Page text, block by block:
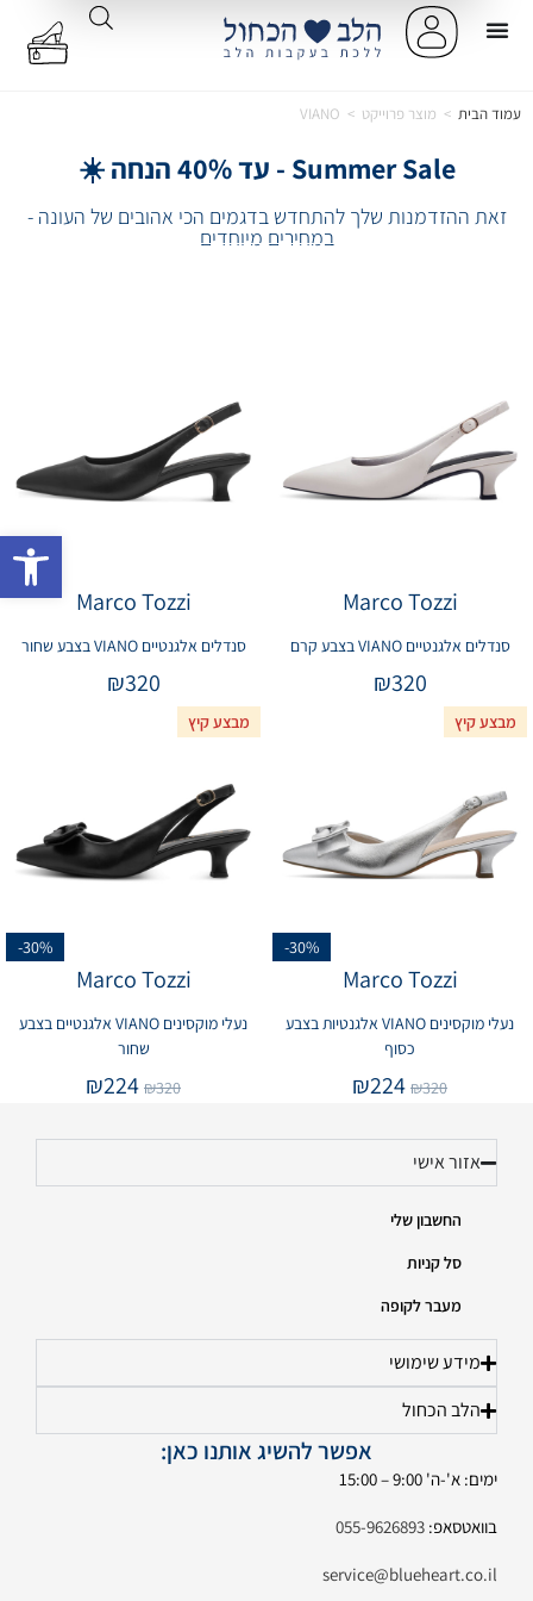
עמוד הבית > מוצר פרוייקט >
VIANO
Summer Sale - עד 40% הנחה ☀️
זאת ההזדמנות שלך להתחדש בדגמים הכי אהובים של העונה -
במחירים מיוחדים
Marco Tozzi
סנדלים אלגנטיים VIANO בצבע קרם
₪320
Marco Tozzi
סנדלים אלגנטיים VIANO בצבע שחור
₪320
מבצע קיץ
-30%
Marco Tozzi
נעלי מוקסינים VIANO אלגנטיות בצבע
כסוף
₪320
₪224
מבצע קיץ
-30%
Marco Tozzi
נעלי מוקסינים VIANO אלגנטיים בצבע
שחור
₪320
₪224
אזור אישי
החשבון שלי
סל קניות
מעבר לקופה
מידע שימושי
הלב הכחול
אפשר להשיג אותנו כאן:
ימים: א'-ה' 9:00 – 15:00
בוואטסאפ: 055-9626893
service@blueheart.co.il